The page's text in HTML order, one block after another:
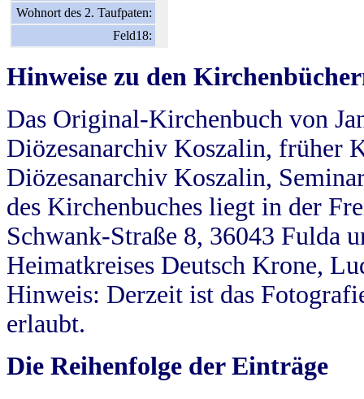
Wohnort des 2. Taufpaten:
Feld18:
Hinweise zu den
Das Original-Kirchenbuch von
Diözesanarchiv Koszalin, früher
Diözesanarchiv Koszalin,
des Kirchenbuches liegt in der
Schwank-Straße 8, 36043 Fulda
Heimatkreises Deutsch Krone,
Hinweis: Derzeit ist das
erlaubt.
Die Reihenfolge der Einträge